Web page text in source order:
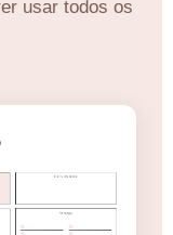
usar todos os